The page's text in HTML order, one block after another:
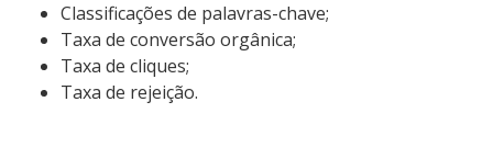
Classificações de palavras-chave;
Taxa de conversão orgânica;
Taxa de cliques;
Taxa de rejeição.